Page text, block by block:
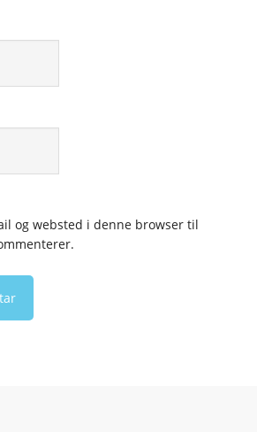
og websted i denne browser til